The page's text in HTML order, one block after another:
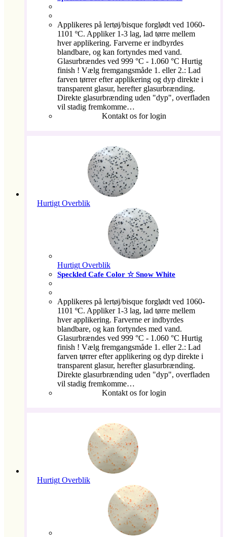
Applikeres på lertøj/bisque forglødt ved 1060-
1101 ºC. Appliker 1-3 lag, lad tørre mellem
hver applikering. Farverne er indbyrdes
blandbare, og kan fortyndes med vand.
Glasurbrændes ved 999 °C - 1.060 °C Hurtig
finish ! Vælg fremgangsmåde 1. eller 2.: Lad
farven tørrer efter applikering og dyp direkte i
transparent glasur, herefter glasurbrænding.
Direkte glasurbrænding uden "dyp", overfladen
vil stadig fremkomme…
Kontakt os for login
Hurtigt Overblik
Hurtigt Overblik
Speckled Cafe Color ☆ Snow White
Applikeres på lertøj/bisque forglødt ved 1060-
1101 ºC. Appliker 1-3 lag, lad tørre mellem
hver applikering. Farverne er indbyrdes
blandbare, og kan fortyndes med vand.
Glasurbrændes ved 999 °C - 1.060 °C Hurtig
finish ! Vælg fremgangsmåde 1. eller 2.: Lad
farven tørrer efter applikering og dyp direkte i
transparent glasur, herefter glasurbrænding.
Direkte glasurbrænding uden "dyp", overfladen
vil stadig fremkomme…
Kontakt os for login
Hurtigt Overblik